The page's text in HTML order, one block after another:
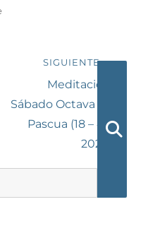
SIGUIENTE →
Siguiente
entrada:
Meditación.
Sábado Octava de
Pascua (18 – 4 –
2020)